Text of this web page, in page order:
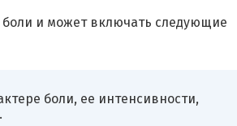
и может включать следующие
боли, ее интенсивности,